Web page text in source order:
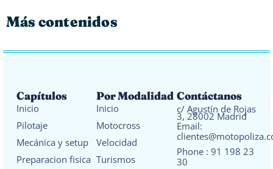
Más contenidos
Capítulos
Inicio
Pilotaje
Mecánica y setup
Preparacion fisica
Por Modalidad
Inicio
Motocross
Velocidad
Turismos
Contáctanos
c/ Agustín de Rojas
3, 28002 Madrid
Email:
Phone : 91 198 23
30